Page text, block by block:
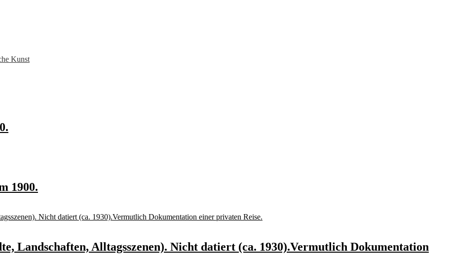
Kunst
1900.
Landschaften, Alltagsszenen). Nicht datiert (ca. 1930).Vermutlich Dokumentation